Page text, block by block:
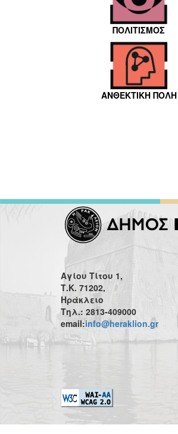
ΠΟΛΙΤΙΣΜΟΣ
ΑΝΘΕΚΤΙΚΗ ΠΟΛΗ
Αγίου Τίτου 1,
Τ.Κ. 71202,
Ηράκλειο
Τηλ.: 2813-409000
email:info@heraklion.gr